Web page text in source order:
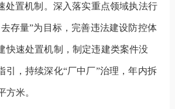
处置机制 。深入落实重点领域执法行
存量”为目标，完善违法建设防控体
快速处置机制，制定违建类案件没
引，持续深化“厂中厂”治理，年内拆
方米。